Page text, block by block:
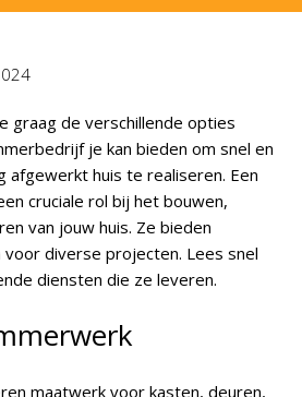
graag de verschillende opties
je kan bieden om snel en
afgewerkt huis te realiseren. Een
cruciale rol bij het bouwen,
van jouw huis. Ze bieden
diverse projecten. Lees snel
diensten die ze leveren.
maatwerk voor kasten, deuren,